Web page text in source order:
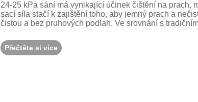
24-25 kPa sání má vynikající účinek čištění na prach,
sací síla stačí k zajištění toho, aby jemný prach a
čistou a bez pruhových podlah. Ve srovnání s
Přečtěte si více